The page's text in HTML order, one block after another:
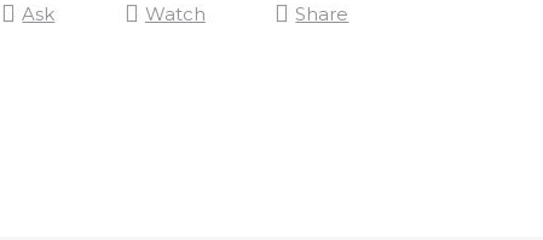
Ask Watch Share